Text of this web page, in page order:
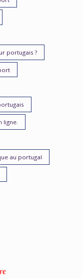
portugais ?
ligne.
au portugal